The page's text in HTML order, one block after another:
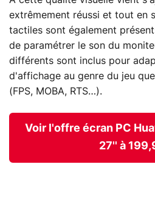
extrêmement réussi et tout en
tactiles sont également
de paramétrer le son du
différents sont inclus pour
d'affichage au genre du jeu
(FPS, MOBA, RTS…).
Voir l'offre écran PC
27'' à